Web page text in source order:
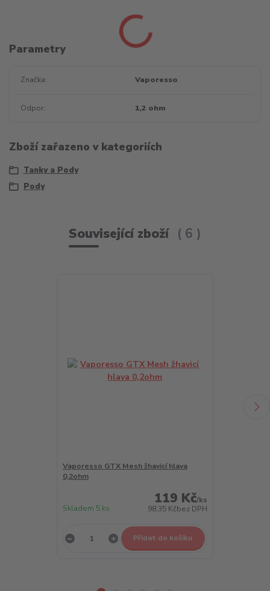
Parametry
Značka Vaporesso
Odpor 1,2 ohm
Zboží zařazeno v kategoriích
Tanky a Pody
Pody
Související zboží 6
Vaporesso GTX Mesh žhavicí hlava
0,2ohm
119 Kč/ks
98,35 Kčbez DPH
Skladem 5 ks
Přidat do košíku